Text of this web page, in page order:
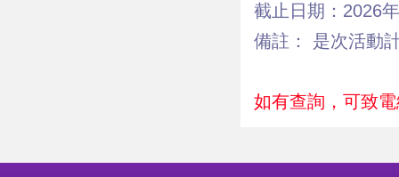
截止日期：2026
備註： 是次活動
如有查詢，可致